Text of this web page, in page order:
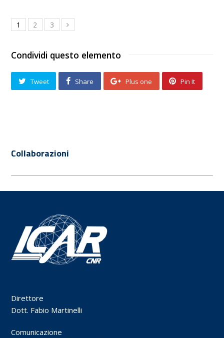
1 2 3
Condividi questo elemento
Tweet Share Plus one Pin It
Collaborazioni
Direttore
Dott. Fabio Martinelli
Comunicazione